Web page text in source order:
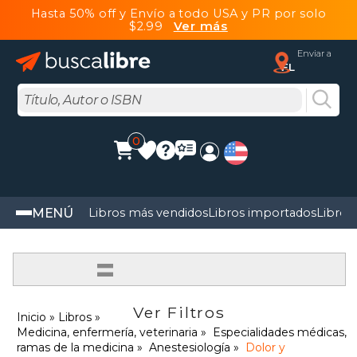
Hasta 50% off y Envío a todo USA y PR por solo
$2.99 Ver más
Enviar a
FL
0
MENÚ Libros más vendidosLibros importadosLibros
=
Ver Filtros
Inicio
Libros
Medicina, enfermería, veterinaria
Especialidades médicas,
ramas de la medicina
Anestesiología
Dolor y